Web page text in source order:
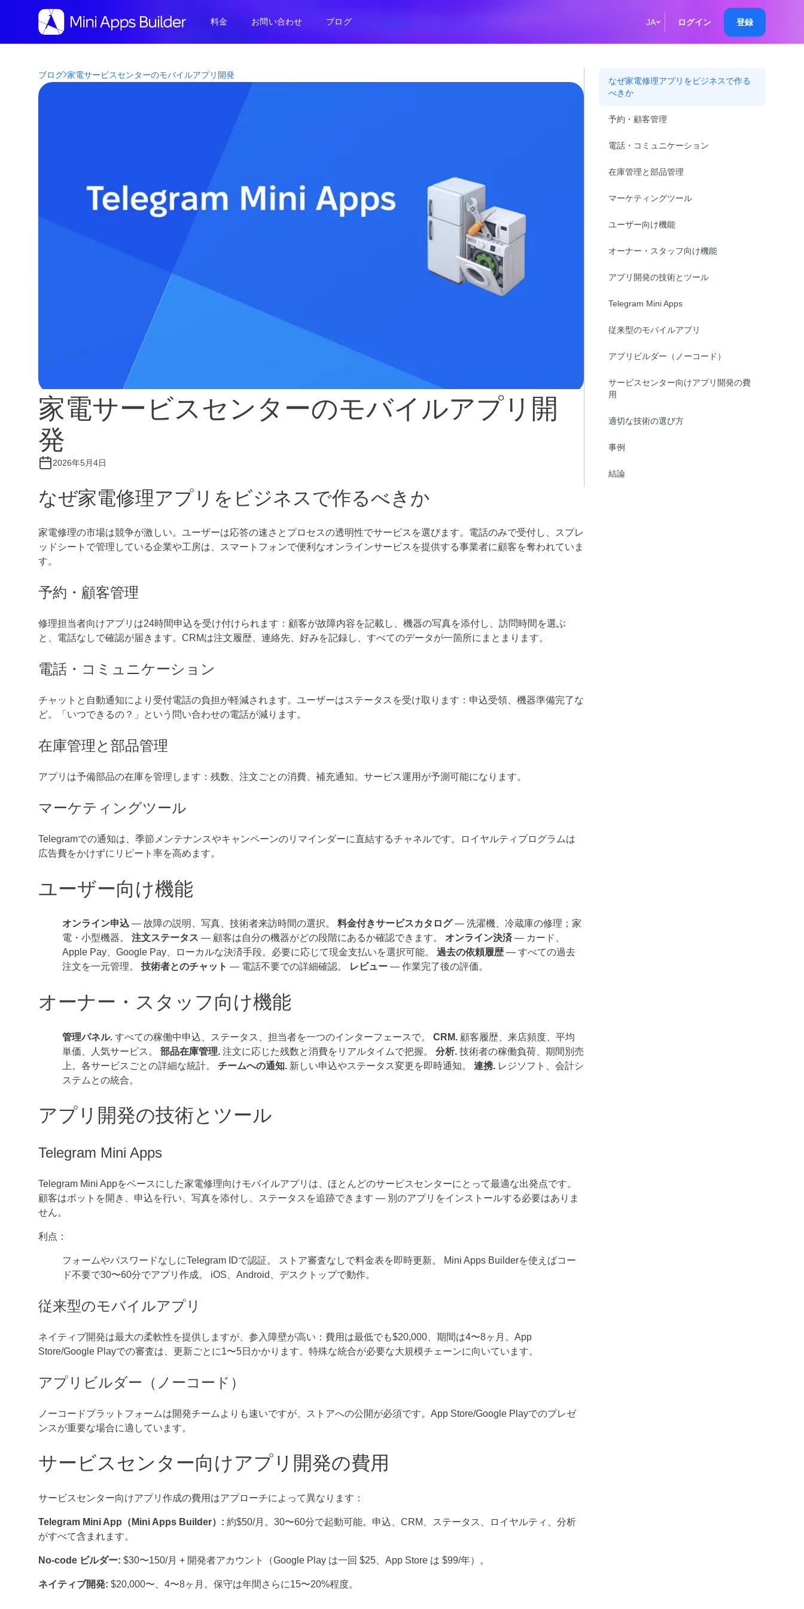
料金 お問い合わせ ブログ JA
Кыргызча
Polski
ログイン 登録
ブログ 家電サービスセンターのモバイルアプリ開発
家電サービスセンターのモバ
イルアプリ開発
家電サービスセンターのモバイルアプリ開
発
2026年5月4日
なぜ家電修理アプリをビジネスで作るべきか
家電修理の市場は競争が激しい。ユーザーは応答の速さとプロセスの透明性でサービスを選びます。電話のみで受付し、スプレ
ッドシートで管理している企業や工房は、スマートフォンで便利なオンラインサービスを提供する事業者に顧客を奪われていま
す。
予約・顧客管理
修理担当者向けアプリは24時間申込を受け付けられます：顧客が故障内容を記載し、機器の写真を添付し、訪問時間を選ぶ
と、電話なしで確認が届きます。CRMは注文履歴、連絡先、好みを記録し、すべてのデータが一箇所にまとまります。
電話・コミュニケーション
チャットと自動通知により受付電話の負担が軽減されます。ユーザーはステータスを受け取ります：申込受領、機器準備完了な
ど。「いつできるの？」という問い合わせの電話が減ります。
在庫管理と部品管理
アプリは予備部品の在庫を管理します：残数、注文ごとの消費、補充通知。サービス運用が予測可能になります。
マーケティングツール
Telegramでの通知は、季節メンテナンスやキャンペーンのリマインダーに直結するチャネルです。ロイヤルティプログラムは
広告費をかけずにリピート率を高めます。
ユーザー向け機能
オンライン申込 — 故障の説明、写真、技術者来訪時間の選択。 料金付きサービスカタログ— 洗濯機、冷蔵庫の修理；家
電・小型機器。 注文ステータス — 顧客は自分の機器がどの段階にあるか確認できます。 オンライン決済 — カード、
Apple Pay、Google Pay、ローカルな決済手段。必要に応じて現金支払いを選択可能。 過去の依頼履歴 — すべての過去
注文を一元管理。 技術者とのチャット — 電話不要での詳細確認。 レビュー — 作業完了後の評価。
オーナー・スタッフ向け機能
管理パネル. すべての稼働中申込、ステータス、担当者を一つのインターフェースで。 CRM. 顧客履歴、来店頻度、平均
単価、人気サービス。 部品在庫管理. 注文に応じた残数と消費をリアルタイムで把握。 分析. 技術者の稼働負荷、期間別売
上。各サービスごとの詳細な統計。 チームへの通知. 新しい申込やステータス変更を即時通知。 連携. レジソフト、会計シ
ステムとの統合。
アプリ開発の技術とツール
Telegram Mini Apps
Telegram Mini Appをベースにした家電修理向けモバイルアプリは、ほとんどのサービスセンターにとって最適な出発点です。
顧客はボットを開き、申込を行い、写真を添付し、ステータスを追跡できます — 別のアプリをインストールする必要はありま
せん。
利点：
フォームやパスワードなしにTelegram IDで認証。 ストア審査なしで料金表を即時更新。 Mini Apps Builderを使えばコー
ド不要で30〜60分でアプリ作成。 iOS、Android、デスクトップで動作。
従来型のモバイルアプリ
ネイティブ開発は最大の柔軟性を提供しますが、参入障壁が高い：費用は最低でも$20,000、期間は4〜8ヶ月。App
Store/Google Playでの審査は、更新ごとに1〜5日かかります。特殊な統合が必要な大規模チェーンに向いています。
アプリビルダー（ノーコード）
ノーコードプラットフォームは開発チームよりも速いですが、ストアへの公開が必須です。App Store/Google Playでのプレゼ
ンスが重要な場合に適しています。
サービスセンター向けアプリ開発の費用
サービスセンター向けアプリ作成の費用はアプローチによって異なります：
Telegram Mini App（Mini Apps Builder）: 約$50/月。30〜60分で起動可能。申込、CRM、ステータス、ロイヤルティ、分析
がすべて含まれます。
No-code ビルダー: $30〜150/月 + 開発者アカウント（Google Play は一回 $25、App Store は $99/年）。
ネイティブ開発: $20,000〜、4〜8ヶ月。保守は年間さらに15〜20%程度。
なぜ家電修理アプリをビジネスで作る
べきか
予約・顧客管理
電話・コミュニケーション
在庫管理と部品管理
マーケティングツール
ユーザー向け機能
オーナー・スタッフ向け機能
アプリ開発の技術とツール
Telegram Mini Apps
従来型のモバイルアプリ
アプリビルダー（ノーコード）
サービスセンター向けアプリ開発の費
用
適切な技術の選び方
事例
結論